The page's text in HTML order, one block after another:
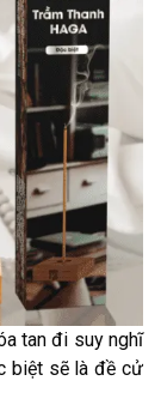
tan đi suy nghĩ
biệt sẽ là đề cử